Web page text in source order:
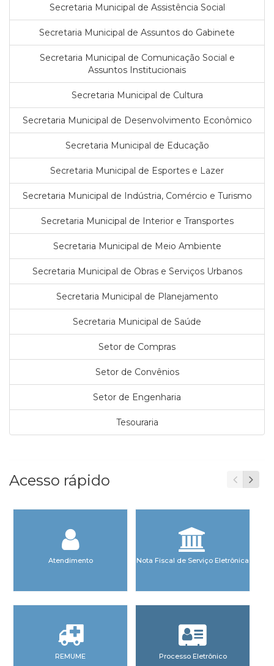
Secretaria Municipal de Assistência Social
Secretaria Municipal de Assuntos do Gabinete
Secretaria Municipal de Comunicação Social e
Assuntos Institucionais
Secretaria Municipal de Cultura
Secretaria Municipal de Desenvolvimento Econômico
Secretaria Municipal de Educação
Secretaria Municipal de Esportes e Lazer
Secretaria Municipal de Indústria, Comércio e Turismo
Secretaria Municipal de Interior e Transportes
Secretaria Municipal de Meio Ambiente
Secretaria Municipal de Obras e Serviços Urbanos
Secretaria Municipal de Planejamento
Secretaria Municipal de Saúde
Setor de Compras
Setor de Convênios
Setor de Engenharia
Tesouraria
Acesso rápido
Atendimento Nota Fiscal de Serviço Eletrônica
REMUME Processo Eletrônico